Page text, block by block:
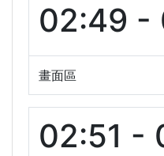
02:49 -
畫面區
02:51 -